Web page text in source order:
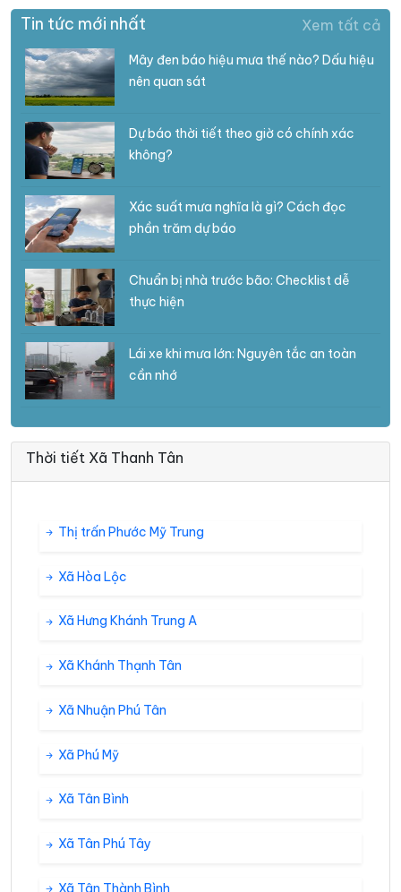
Tin tức mới nhất Xem tất cả
Mây đen báo hiệu mưa thế nào? Dấu hiệu
nên quan sát
Dự báo thời tiết theo giờ có chính xác
không?
Xác suất mưa nghĩa là gì? Cách đọc
phần trăm dự báo
Chuẩn bị nhà trước bão: Checklist dễ
thực hiện
Lái xe khi mưa lớn: Nguyên tắc an toàn
cần nhớ
Thời tiết Xã Thanh Tân
Thị trấn Phước Mỹ Trung
Xã Hòa Lộc
Xã Hưng Khánh Trung A
Xã Khánh Thạnh Tân
Xã Nhuận Phú Tân
Xã Phú Mỹ
Xã Tân Bình
Xã Tân Phú Tây
Xã Tân Thành Bình